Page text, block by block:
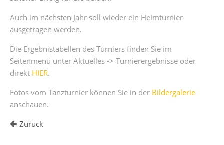
Auch im nächsten Jahr soll wieder ein Heimturnier
ausgetragen werden.
Die Ergebnistabellen des Turniers finden Sie im
Seitenmenü unter Aktuelles -> Turnierergebnisse oder
direkt HIER.
Fotos vom Tanzturnier können Sie in der Bildergalerie
anschauen.
Zurück